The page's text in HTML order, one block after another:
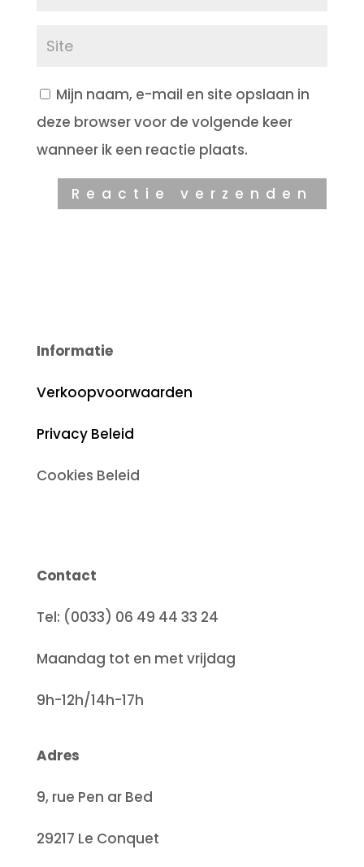
Mijn naam, e-mail en site opslaan in
deze browser voor de volgende keer
wanneer ik een reactie plaats.
Informatie
Verkoopvoorwaarden
Privacy Beleid
Cookies Beleid
Contact
Tel: (0033) 06 49 44 33 24
Maandag tot en met vrijdag
9h-12h/14h-17h
Adres
9, rue Pen ar Bed
29217 Le Conquet